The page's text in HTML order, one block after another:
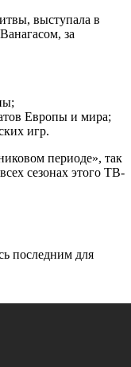
выступала в
за
Европы и мира;
игр.
периоде», так
сезонах этого ТВ-
последним для